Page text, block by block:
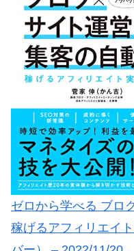
ゼロから学べる ブロ
稼げるアフィリエイ